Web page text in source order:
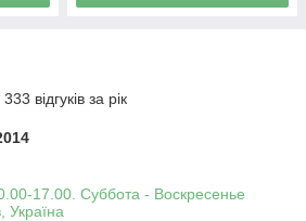
відгуків за рік
17.00. Суббота - Воскресенье
Україна